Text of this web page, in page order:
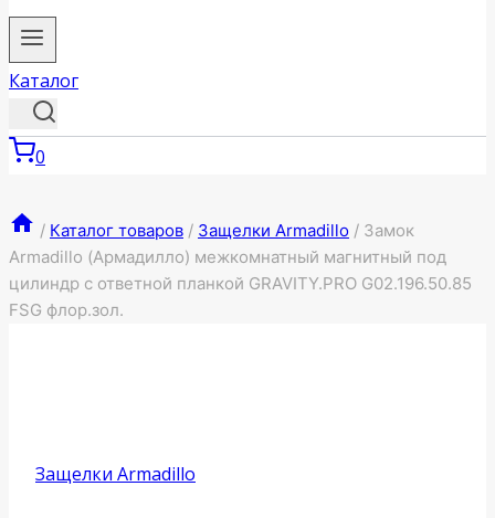
Каталог
0
/ Каталог товаров / Защелки Armadillo / Замок
Armadillo (Армадилло) межкомнатный магнитный под
цилиндр с ответной планкой GRAVITY.PRO G02.196.50.85
FSG флор.зол.
Защелки Armadillo